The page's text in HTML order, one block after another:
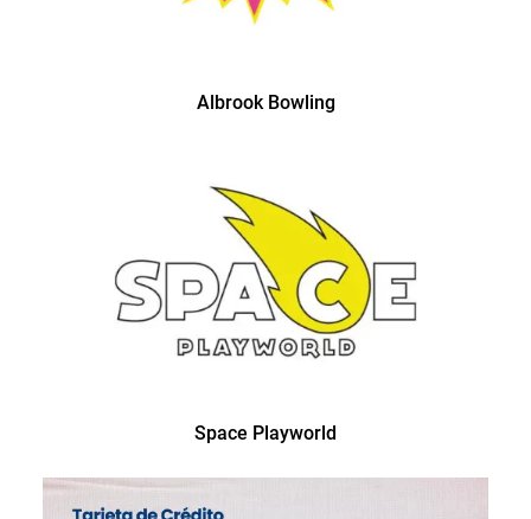
Albrook Bowling
Space Playworld